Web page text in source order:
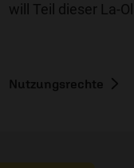
will Teil dieser La-
Nutzungsrechte